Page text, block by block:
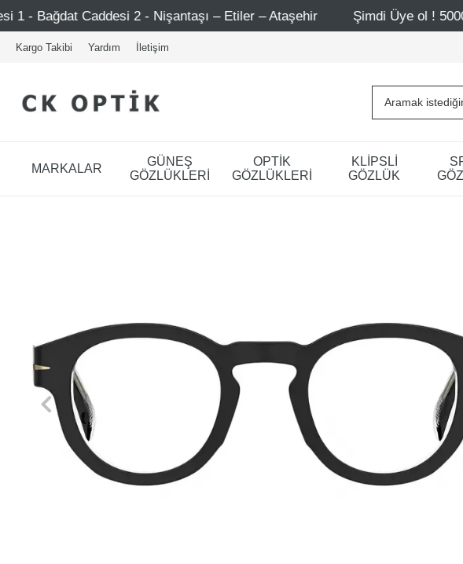
- Nişantaşı – Etiler – Ataşehir Şimdi Üye ol ! 5000 TL üzeri ilk
Kargo Takibi Yardım İletişim
MARKALAR
GÜNEŞ
GÖZLÜKLERİ
OPTİK
GÖZLÜKLERİ
KLİPSLİ
GÖZLÜK